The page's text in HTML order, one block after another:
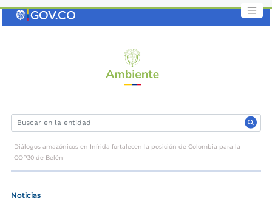
Diálogos amazónicos en Inírida fortalecen la posición de Colombia para la
COP30 de Belén
Noticias